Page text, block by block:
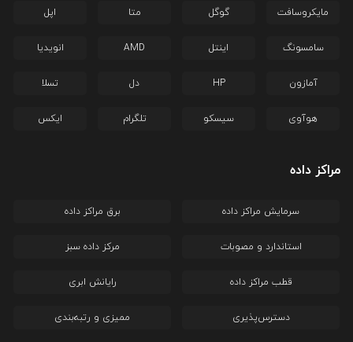
مایکروسافت گوگل متا اپل
سامسونگ اینتل AMD انویدیا
آمازون HP دل تسلا
هوآوی سیسکو تلگرام ایکس
مراکز داده
سرمایش مراکز داده برق مراکز داده
استاندارد و مصوبات مرکز داده سبز
قطب مراکز داده رایانش ابری
دسترس‌پذیری ممیزی و رتبه‌بندی